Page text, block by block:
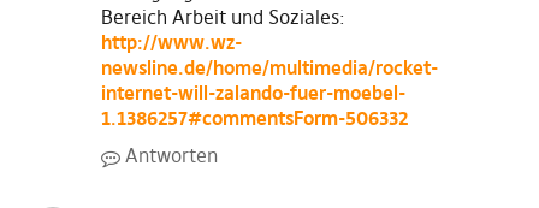
Bereich Arbeit und Soziales:
http://www.wz-
newsline.de/home/multimedia/rocket-
internet-will-zalando-fuer-moebel-
1.1386257#commentsForm-506332
Antworten